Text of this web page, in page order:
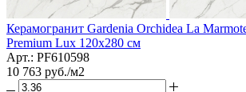
Керамогранит Gardenia Orchidea La
Premium Lux 120x280 см
Арт.: PF610598
10 763 руб./м2